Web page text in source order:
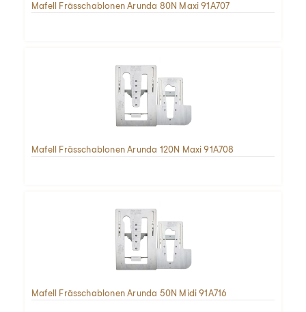
Mafell Frässchablonen Arunda 80N Maxi 91A707
Mafell Frässchablonen Arunda 120N Maxi 91A708
Mafell Frässchablonen Arunda 50N Midi 91A716